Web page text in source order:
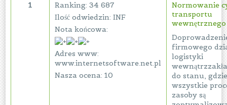
1
Ranking: 34 687
Ilość odwiedzin: INF
Nota końcowa:
Adres www:
www.internetsoftware.net.pl
Nasza ocena: 10
Normowanie
transportu
wewnętrznego
firmowego
logistyki
do stanu,
wszystkie
zasoby są